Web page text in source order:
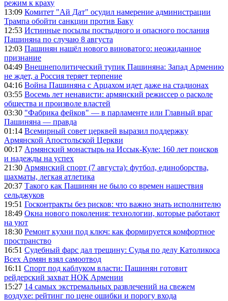
режим к краху
13:09 Комитет "Ай Дат" осудил намерение администрации
Трампа обойти санкции против Баку
12:53 Истинные посылы постыдного и опасного послания
Пашиняна по случаю 8 августа
12:03 Пашинян нашёл нового виноватого: неожиданное
признание
04:49 Внешнеполитический тупик Пашиняна: Запад Армению
не ждет, а Россия теряет терпение
04:16 Война Пашиняна с Арцахом идет даже на стадионах
03:55 Восемь лет ненависти: армянский режиссер о расколе
общества и произволе властей
03:30 "Фабрика фейков" — в парламенте или Главный враг
Пашиняна — правда
01:14 Всемирный совет церквей выразил поддержку
Армянской Апостольской Церкви
00:17 Армянский монастырь на Иссык-Куле: 160 лет поисков
и надежды на успех
21:30 Армянский спорт (7 августа): футбол, единоборства,
шахматы, легкая атлетика
20:37 Такого как Пашинян не было со времен нашествия
сельджуков
19:51 Госконтракты без рисков: что важно знать исполнителю
18:49 Окна нового поколения: технологии, которые работают
на уют
18:30 Ремонт кухни под ключ: как формируется комфортное
пространство
16:51 Судебный фарс дал трещину: Судья по делу Католикоса
Всех Армян взял самоотвод
16:11 Спорт под каблуком власти: Пашинян готовит
рейдерский захват НОК Армении
15:27 14 самых экстремальных развлечений на свежем
воздухе: рейтинг по цене ошибки и порогу входа